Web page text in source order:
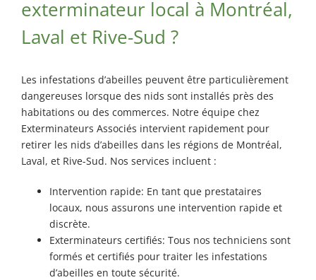
exterminateur local à Montréal,
Laval et Rive-Sud ?
Les infestations d’abeilles peuvent être particulièrement
dangereuses lorsque des nids sont installés près des
habitations ou des commerces. Notre équipe chez
Exterminateurs Associés intervient rapidement pour
retirer les nids d’abeilles dans les régions de Montréal,
Laval, et Rive-Sud. Nos services incluent :
Intervention rapide: En tant que prestataires
locaux, nous assurons une intervention rapide et
discrète.
Exterminateurs certifiés: Tous nos techniciens sont
formés et certifiés pour traiter les infestations
d’abeilles en toute sécurité.